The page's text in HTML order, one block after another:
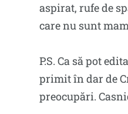
aspirat, rufe de
care nu sunt
P.S. Ca să pot
primit în dar de
preocupări.